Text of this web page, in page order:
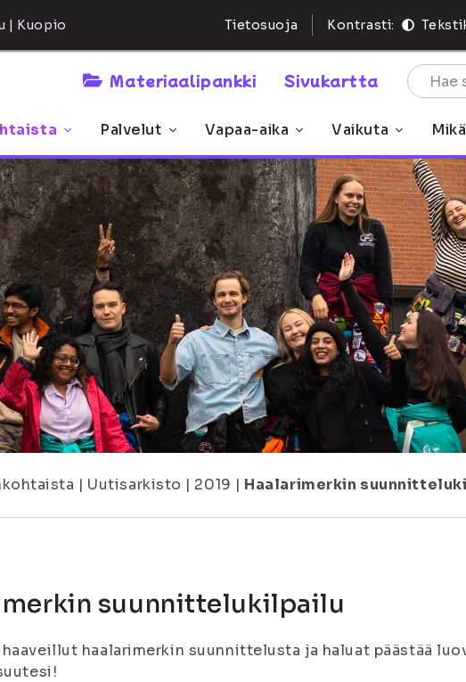
| Kuopio Tietosuoja Kontrasti:
Materiaalipankki Sivukartta
Palvelut Vapaa-aika Vaikuta
| Uutisarkisto | 2019 | Haalarimerkin
suunnittelukilpailu
haalarimerkin suunnittelusta ja haluat päästää